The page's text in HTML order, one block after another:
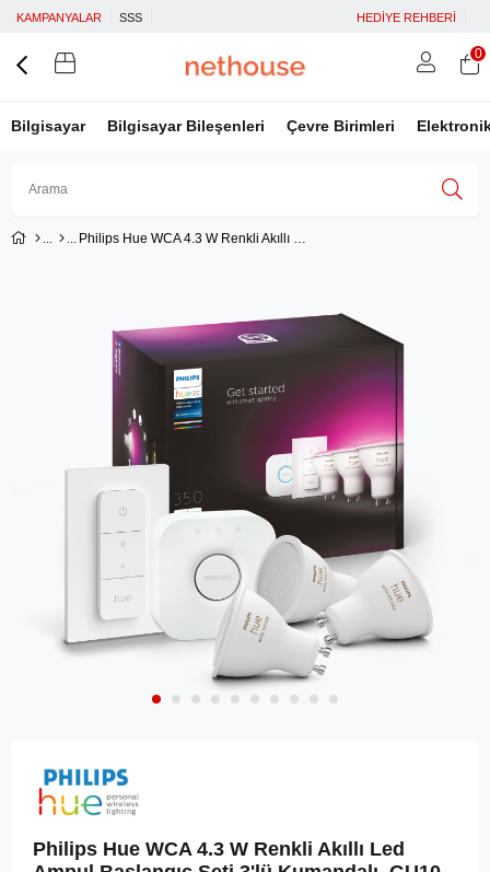
KAMPANYALAR SSS HEDİYE REHBERİ
Bilgisayar Bilgisayar Bileşenleri Çevre Birimleri
Üye Girişi
0
Philips Hue WCA 4.3 W Renkli Akıllı Led Ampul Başlangıç Seti 3'lü Kumandalı, GU10 Spot Bluetooth Özellikli
Philips Hue WCA 4.3 W Renkli Akıllı Led